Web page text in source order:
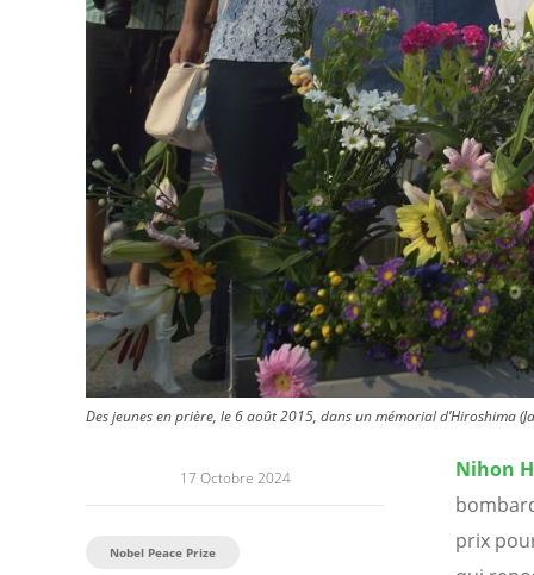
Des jeunes en prière, le 6 août 2015, dans un mémorial d’Hiroshima
17 Octobre 2024
Nobel Peace Prize
Nihon
prix